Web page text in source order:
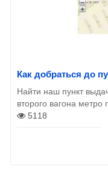
Как добраться до
Найти наш пункт
второго вагона
5118